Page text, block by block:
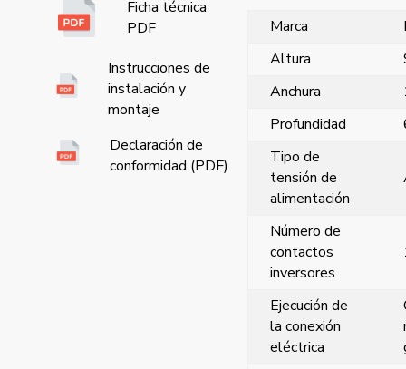
Ficha técnica
PDF
Instrucciones de
instalación y
montaje
Declaración de
conformidad (PDF)
Marca
Altura
Anchura
Profundidad
Tipo de
tensión de
alimentación
Número de
contactos
inversores
Ejecución de
la conexión
eléctrica